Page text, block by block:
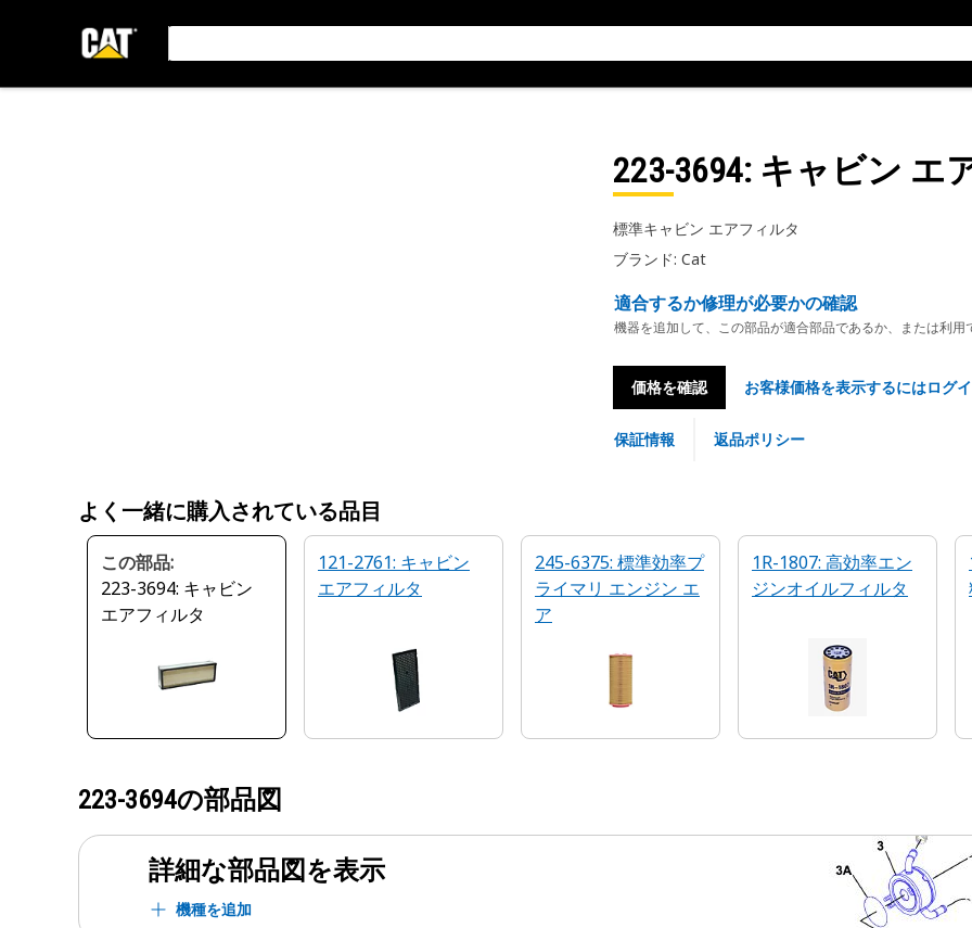
223-3694: キャビン エ
標準キャビン エアフィルタ
ブランド: Cat
適合するか修理が必要かの確認
機器を追加して、この部品が適合部品であるか、または利
価格を確認 お客様価格を表示するにはログ
保証情報 返品ポリシー
よく一緒に購入されている品目
この部品:
223-3694: キャビン
エアフィルタ
121-2761: キャビン
エアフィルタ
245-6375: 標準効率プ
ライマリ エンジン エ
ア
1R-1807: 高効率エン
ジンオイルフィルタ
223-3694の部品図
詳細な部品図を表示
機種を追加